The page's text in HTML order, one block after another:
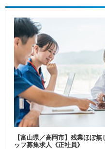
【富山県／高岡市】残業ほぼ
ッフ募集求人《正社員》